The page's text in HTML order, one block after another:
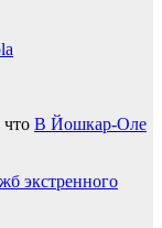
В Йошкар-Оле
экстренного